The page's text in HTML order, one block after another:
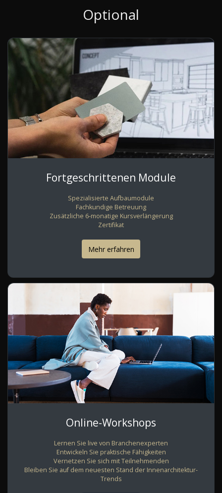
Optional
Fortgeschrittenen Module
Spezialisierte Aufbaumodule
Fachkundige Betreuung
Zusätzliche 6-monatige Kursverlängerung
Zertifikat
Mehr erfahren
Online-Workshops
Lernen Sie live von Branchenexperten
Entwickeln Sie praktische Fähigkeiten
Vernetzen Sie sich mit Teilnehmenden
Bleiben Sie auf dem neuesten Stand der Innenarchitektur-
Trends